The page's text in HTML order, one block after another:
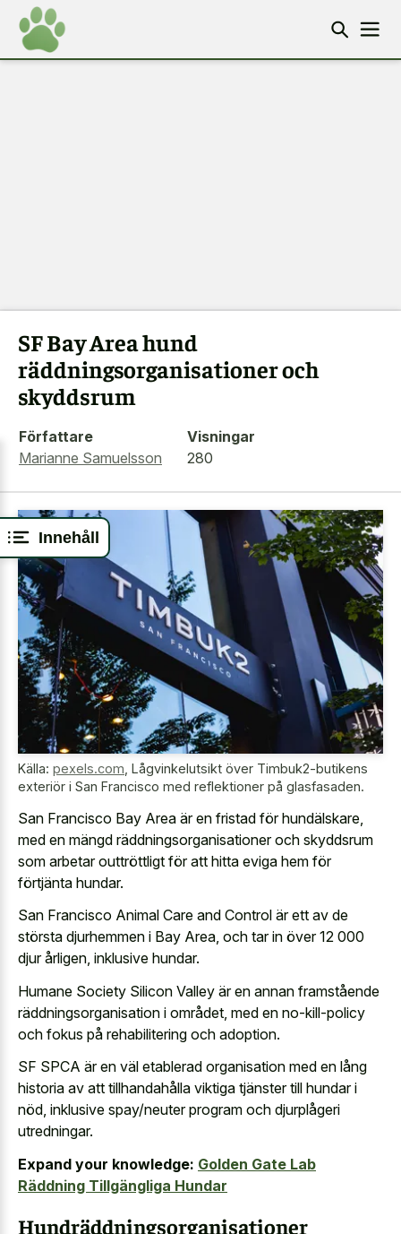
Innehåll
SF Bay Area hund
räddningsorganisationer och
skyddsrum
Författare
Marianne Samuelsson
Visningar
280
Källa: pexels.com Lågvinkelutsikt över Timbuk2-butikens
exteriör i San Francisco med reflektioner på glasfasaden.
San Francisco Bay Area är en fristad för hundälskare,
med en mängd räddningsorganisationer och skyddsrum
som arbetar outtröttligt för att hitta eviga hem för
förtjänta hundar.
San Francisco Animal Care and Control är ett av de
största djurhemmen i Bay Area, och tar in över 12 000
djur årligen, inklusive hundar.
Humane Society Silicon Valley är en annan framstående
räddningsorganisation i området, med en no-kill-policy
och fokus på rehabilitering och adoption.
SF SPCA är en väl etablerad organisation med en lång
historia av att tillhandahålla viktiga tjänster till hundar i
nöd, inklusive spay/neuter program och djurplågeri
utredningar.
Expand your knowledge: Golden Gate Lab
Räddning Tillgängliga Hundar
Hundräddningsorganisationer